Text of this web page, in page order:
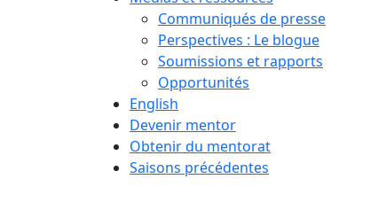
Communiqués de presse
Perspectives : Le blogue
Soumissions et rapports
Opportunités
English
Devenir mentor
Obtenir du mentorat
Saisons précédentes